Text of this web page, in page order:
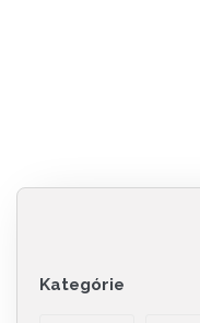
Kategórie